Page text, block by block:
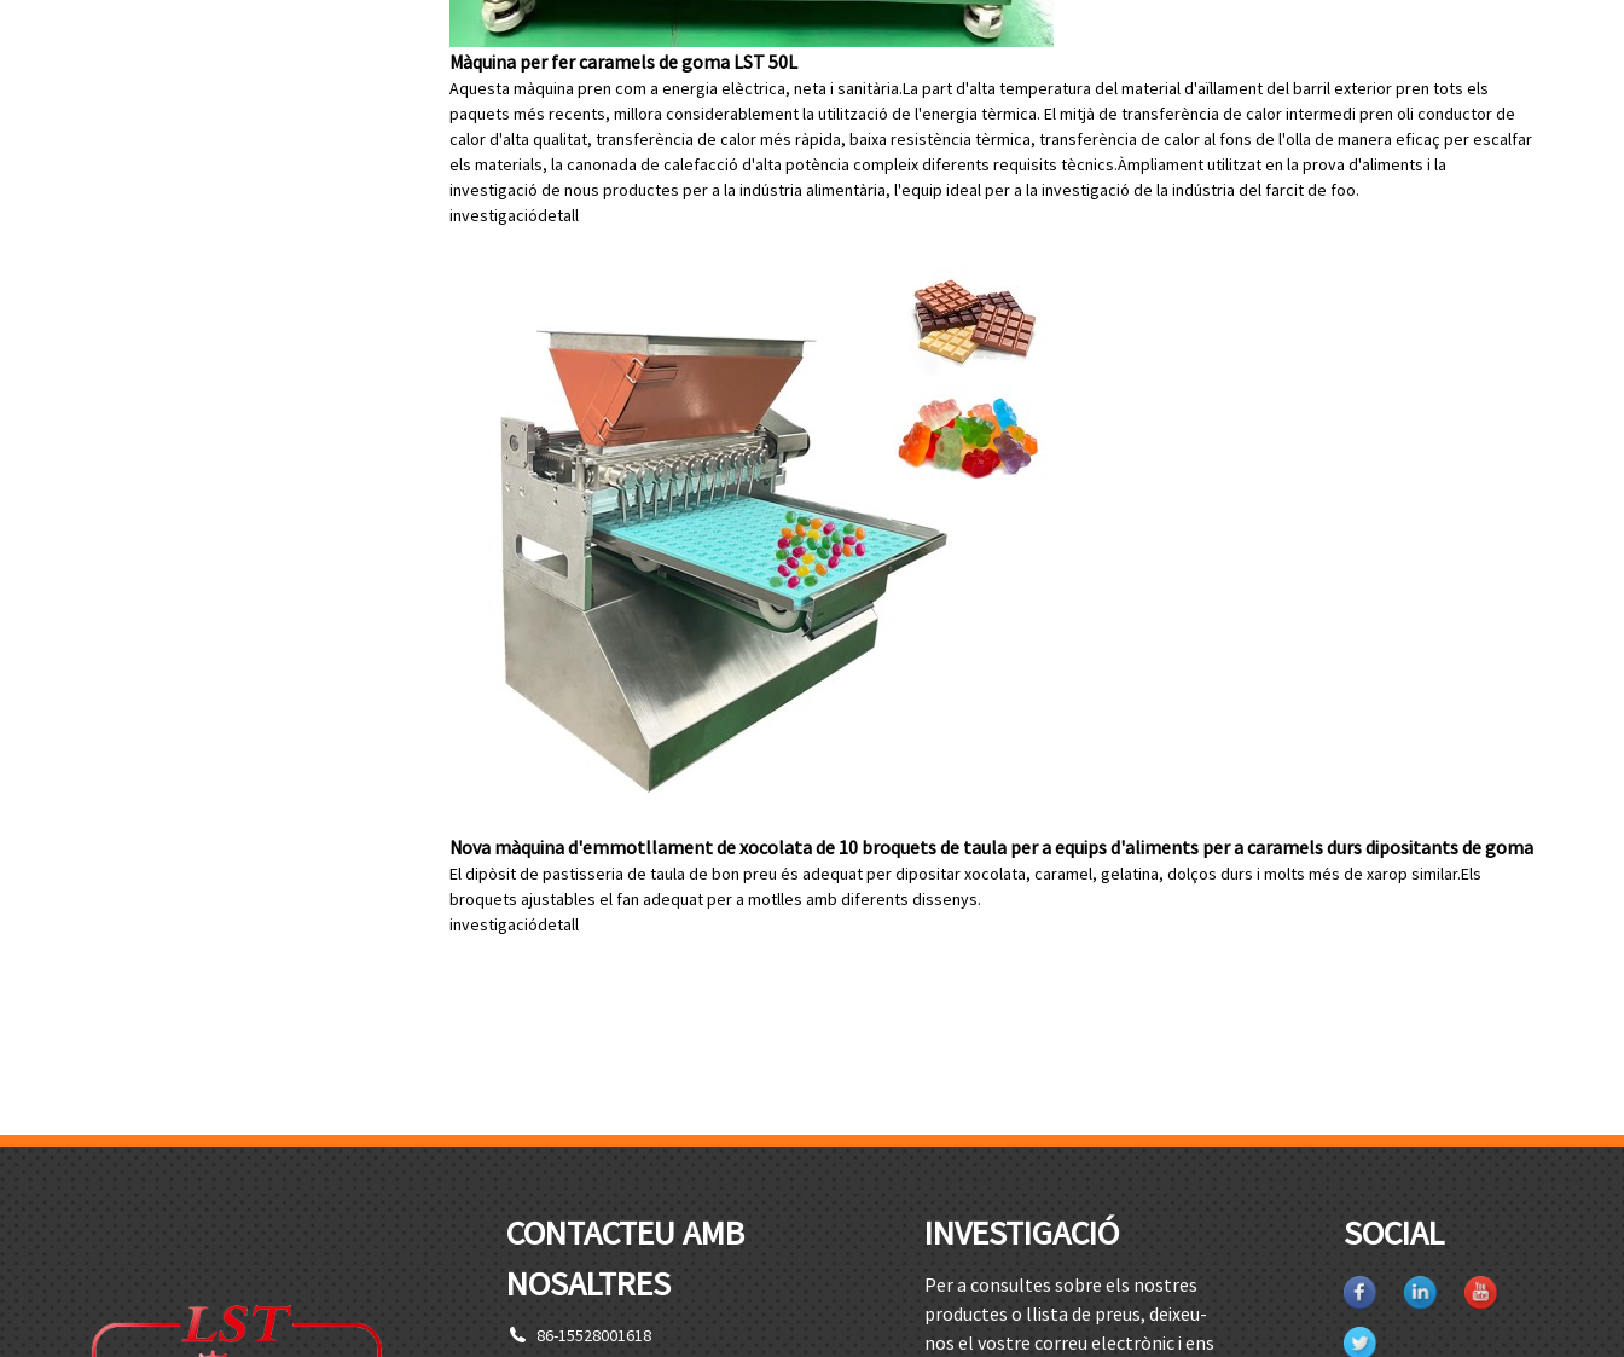
Màquina per fer caramels de goma LST 50L
Aquesta màquina pren com a energia elèctrica, neta i sanitària.La part d'alta temperatura del material d'aïllament del barril exterior pren tots els
paquets més recents, millora considerablement la utilització de l'energia tèrmica. El mitjà de transferència de calor intermedi pren oli conductor de
calor d'alta qualitat, transferència de calor més ràpida, baixa resistència tèrmica, transferència de calor al fons de l'olla de manera eficaç per escalfar
els materials, la canonada de calefacció d'alta potència compleix diferents requisits tècnics.Àmpliament utilitzat en la prova d'aliments i la
investigació de nous productes per a la indústria alimentària, l'equip ideal per a la investigació de la indústria del farcit de foo.
investigaciódetall
Nova màquina d'emmotllament de xocolata de 10 broquets de taula per a equips d'aliments per a caramels durs dipositants de goma
El dipòsit de pastisseria de taula de bon preu és adequat per dipositar xocolata, caramel, gelatina, dolços durs i molts més de xarop similar.Els
broquets ajustables el fan adequat per a motlles amb diferents dissenys.
investigaciódetall
CONTACTEU AMB
NOSALTRES
86-15528001618
INVESTIGACIÓ
Per a consultes sobre els nostres
productes o llista de preus, deixeu-
nos el vostre correu electrònic i ens
SOCIAL